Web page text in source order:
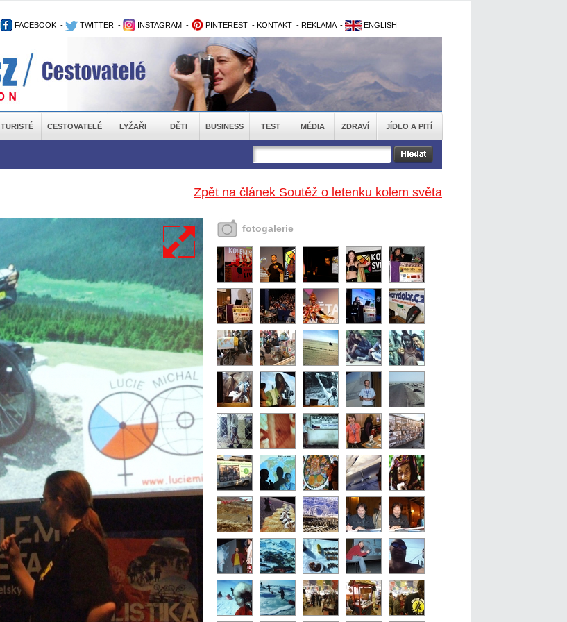
FACEBOOK - TWITTER - INSTAGRAM - PINTEREST - KONTAKT - REKLAMA - ENGLISH
TURISTÉ CESTOVATELÉ LYŽAŘI DĚTI BUSINESS TEST MÉDIA ZDRAVÍ JÍDLO A PITÍ
Zpět na článek Soutěž o letenku kolem světa
fotogalerie